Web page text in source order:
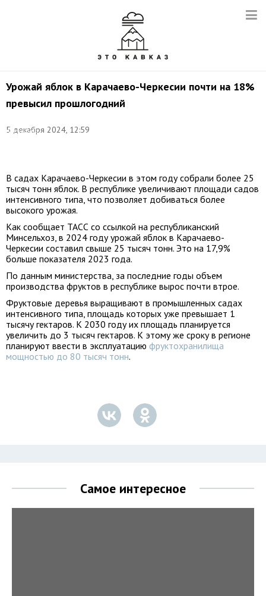
Урожай яблок в Карачаево-Черкесии почти на 18%
превысил прошлогодний
5 декабря 2024, 12:59
Александр
В садах Карачаево-Черкесии в этом году собрали более 25
тысяч тонн яблок. В республике увеличивают площади садов
интенсивного типа, что позволяет добиваться более
высокого урожая.
Как сообщает ТАСС со ссылкой на республиканский
Минсельхоз, в 2024 году урожай яблок в Карачаево-
Черкесии составил свыше 25 тысяч тонн. Это на 17,9%
больше показателя 2023 года.
По данным министерства, за последние годы объем
производства фруктов в республике вырос почти втрое.
Фруктовые деревья выращивают в промышленных садах
интенсивного типа, площадь которых уже превышает 1
тысячу гектаров. К 2030 году их площадь планируется
увеличить до 3 тысяч гектаров. К этому же сроку в регионе
планируют ввести в эксплуатацию фруктохранилища
мощностью до 80 тысяч тонн.
Самое интересное